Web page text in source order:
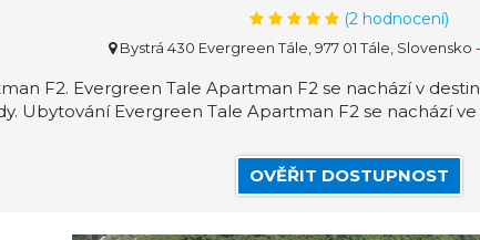
(2 hodnocení)
Bystrá 430 Evergreen Tále, 977 01 Tále, Slovensko -
F2. Evergreen Tale Apartman F2 se nachází v
Ubytování Evergreen Tale Apartman F2 se nachází
OVĚŘIT DOSTUPNOST